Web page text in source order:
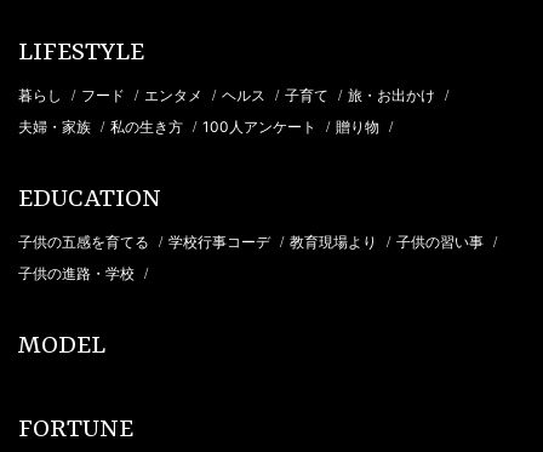
LIFESTYLE
暮らし / フード / エンタメ / ヘルス / 子育て / 旅・お出かけ /
夫婦・家族 / 私の生き方 / 100人アンケート / 贈り物 /
EDUCATION
子供の五感を育てる / 学校行事コーデ / 教育現場より / 子供の習い事 /
子供の進路・学校 /
MODEL
FORTUNE